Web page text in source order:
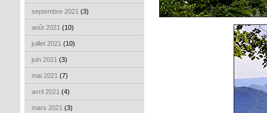
septembre 2021 (3)
août 2021 (10)
juillet 2021 (10)
juin 2021 (3)
mai 2021 (7)
avril 2021 (4)
mars 2021 (3)